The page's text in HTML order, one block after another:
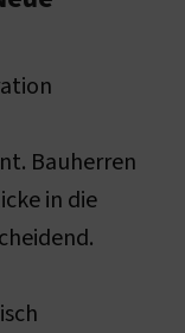
Bauherren
in die